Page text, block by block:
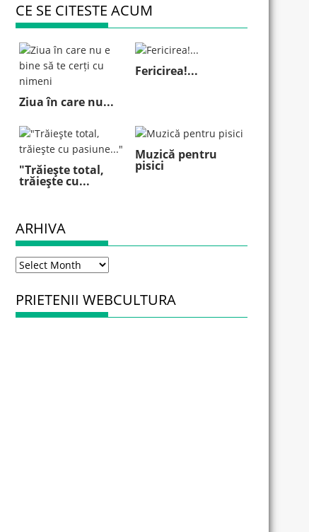
CE SE CITESTE ACUM
Ziua în care nu...
Fericirea!...
"Trăieşte total,
trăieşte cu...
Muzică pentru
pisici
ARHIVA
Arhiva
PRIETENII WEBCULTURA